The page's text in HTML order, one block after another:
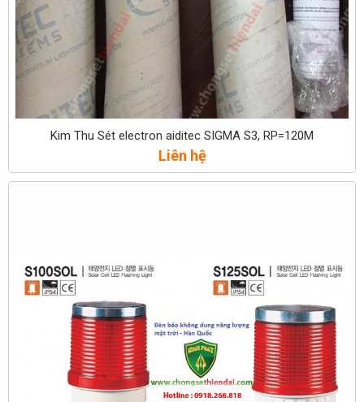
Kim Thu Sét electron aiditec SIGMA S3, RP=120M
Liên hệ